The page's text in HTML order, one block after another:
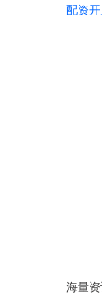
配资
海量